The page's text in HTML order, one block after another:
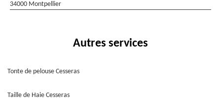
34000 Montpellier
Autres services
Tonte de pelouse Cesseras
Taille de Haie Cesseras